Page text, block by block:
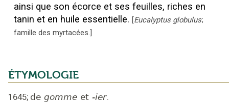
ainsi que son écorce et ses feuilles, riches en
tanin et en huile essentielle. [Eucalyptus globulus;
famille des myrtacées.
ÉTYMOLOGIE
1645; de gomme et -ier.